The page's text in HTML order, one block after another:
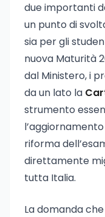
due importanti
un punto di
sia per gli
nuova Maturità
dal Ministero, i
da un lato la
strumento
riforma
direttamente
tutta Italia.
La domanda